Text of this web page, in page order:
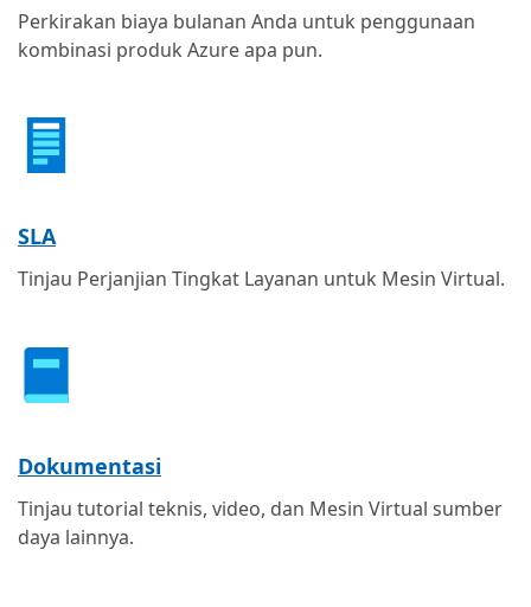
Perkirakan biaya bulanan Anda untuk penggunaan
kombinasi produk Azure apa pun.
SLA
Tinjau Perjanjian Tingkat Layanan untuk Mesin Virtual.
Dokumentasi
Tinjau tutorial teknis, video, dan Mesin Virtual sumber
daya lainnya.